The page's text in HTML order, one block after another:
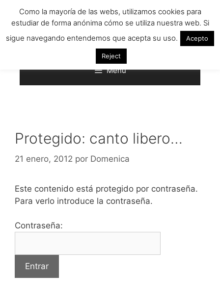
Menú
Protegido: canto libero…
21 enero, 2012 por Domenica
Este contenido está protegido por contraseña.
Para verlo introduce la contraseña.
Contraseña:
Como la mayoría de las webs, utilizamos cookies para
estudiar de forma anónima cómo se utiliza nuestra web. Si
sigue navegando entendemos que acepta su uso.
Acepto
Reject